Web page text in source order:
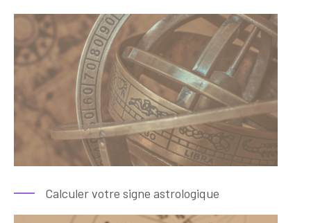
Calculer votre signe astrologique